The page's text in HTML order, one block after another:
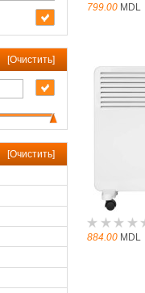
[Очистить]
[Очистить]
799.00 MDL
884.00 MDL